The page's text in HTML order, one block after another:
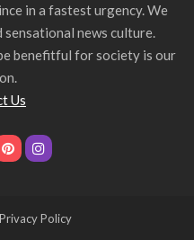
in a fastest urgency. We
news culture.
benefitful for society is our
Us
Privacy Policy